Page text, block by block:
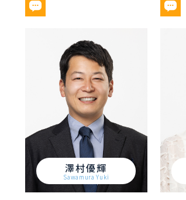
澤村優輝
Sawamura Yuki